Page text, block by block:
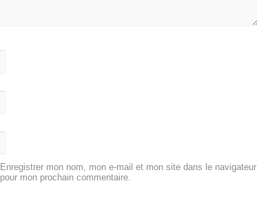
Enregistrer mon nom, mon e-mail et mon site dans le navigateur
pour mon prochain commentaire.